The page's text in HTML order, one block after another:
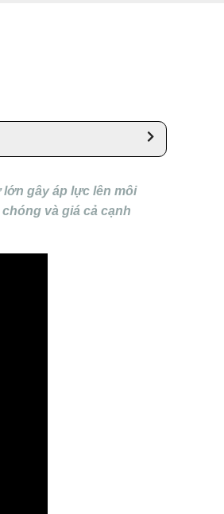
gây áp lực lên môi
và giá cả cạnh